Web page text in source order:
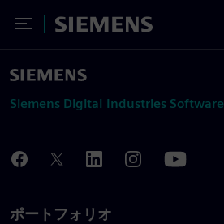
Toggle Menu
Siemens
Siemens Digital Industries Software
ポートフォリオ